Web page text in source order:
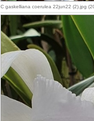
C gaskelliana coerulea 22jun22 (2).jpg